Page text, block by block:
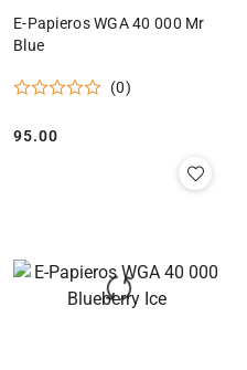
E-Papieros WGA 40 000 Mr
Blue
(0)
Cena:
95.00